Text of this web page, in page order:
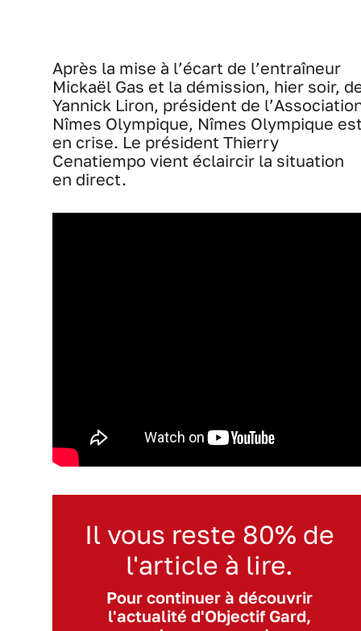
Après la mise à l’écart de l’entraîneur
Mickaël Gas et la démission, hier soir,
Yannick Liron, président de
Nîmes Olympique, Nîmes Olympique
en crise. Le président Thierry
Cenatiempo vient éclaircir la situation
en direct.
Il vous reste 80% de
l'article à lire.
Pour continuer à découvrir
l'actualité d'Objectif Gard,